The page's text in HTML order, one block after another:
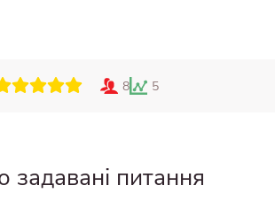
8 5
задавані питання